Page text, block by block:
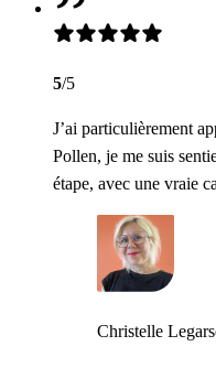
5/5
J’ai particulièrement
Pollen, je me suis
étape, avec une vraie
Christelle